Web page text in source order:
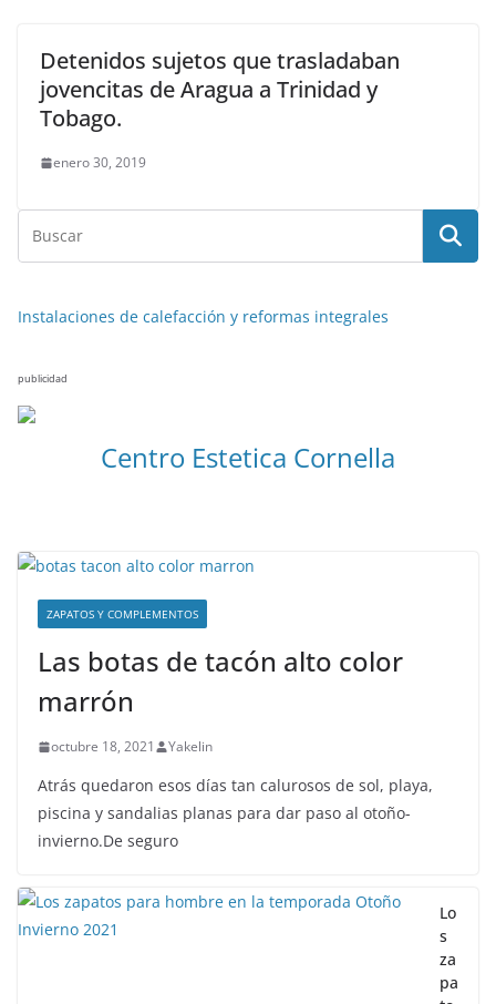
Detenidos sujetos que trasladaban
jovencitas de Aragua a Trinidad y
Tobago.
enero 30, 2019
Instalaciones de calefacción y reformas integrales
publicidad
Centro Estetica Cornella
ZAPATOS Y COMPLEMENTOS
Las botas de tacón alto color
marrón
octubre 18, 2021 Yakelin
Atrás quedaron esos días tan calurosos de sol, playa,
piscina y sandalias planas para dar paso al otoño-
invierno.De seguro
Lo
s
za
pa